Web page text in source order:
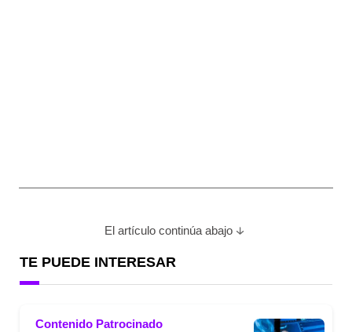
El artículo continúa abajo
TE PUEDE INTERESAR
Contenido Patrocinado